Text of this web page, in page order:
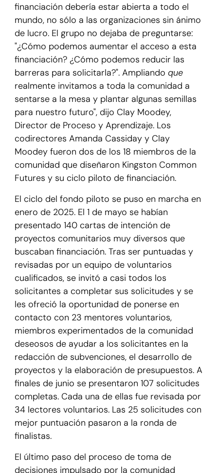
financiación debería estar abierta a todo el
mundo, no sólo a las organizaciones sin ánimo
de lucro. El grupo no dejaba de preguntarse:
"¿Cómo podemos aumentar el acceso a esta
financiación? ¿Cómo podemos reducir las
barreras para solicitarla?". Ampliando que
realmente invitamos a toda la comunidad a
sentarse a la mesa y plantar algunas semillas
para nuestro futuro", dijo Clay Moodey,
Director de Proceso y Aprendizaje. Los
codirectores Amanda Cassiday y Clay
Moodey fueron dos de los 18 miembros de la
comunidad que diseñaron Kingston Common
Futures y su ciclo piloto de financiación.
El ciclo del fondo piloto se puso en marcha en
enero de 2025. El 1 de mayo se habían
presentado 140 cartas de intención de
proyectos comunitarios muy diversos que
buscaban financiación. Tras ser puntuadas y
revisadas por un equipo de voluntarios
cualificados, se invitó a casi todos los
solicitantes a completar sus solicitudes y se
les ofreció la oportunidad de ponerse en
contacto con 23 mentores voluntarios,
miembros experimentados de la comunidad
deseosos de ayudar a los solicitantes en la
redacción de subvenciones, el desarrollo de
proyectos y la elaboración de presupuestos. A
finales de junio se presentaron 107 solicitudes
completas. Cada una de ellas fue revisada por
34 lectores voluntarios. Las 25 solicitudes con
mejor puntuación pasaron a la ronda de
finalistas.
El último paso del proceso de toma de
decisiones impulsado por la comunidad